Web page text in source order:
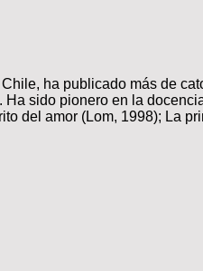
ha publicado más de
sido pionero en la
del amor (Lom, 1998); La